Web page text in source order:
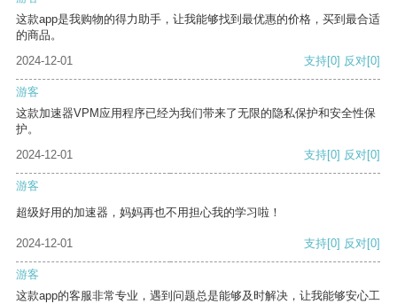
这款app是我购物的得力助手，让我能够找到最优惠的价格，买到最合适
的商品。
2024-12-01
支持[0] 反对[0]
游客
这款加速器VPM应用程序已经为我们带来了无限的隐私保护和安全性保
护。
2024-12-01
支持[0] 反对[0]
游客
超级好用的加速器，妈妈再也不用担心我的学习啦！
2024-12-01 支持[0] 反对[0]
游客
这款app的客服非常专业，遇到问题总是能够及时解决，让我能够安心工